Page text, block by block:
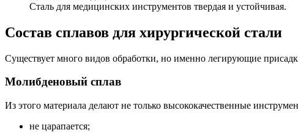
Сталь для медицинских инструментов твердая и устойчивая.
Состав сплавов для хирургической стали
Существует много видов обработки, но именно легирующие
Молибденовый сплав
Из этого материала делают не только высококачественные
не царапается;